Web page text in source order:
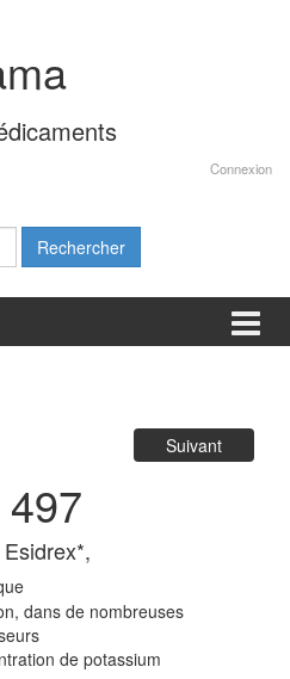
Connexion
Suivant
dans de nombreuses
de potassium